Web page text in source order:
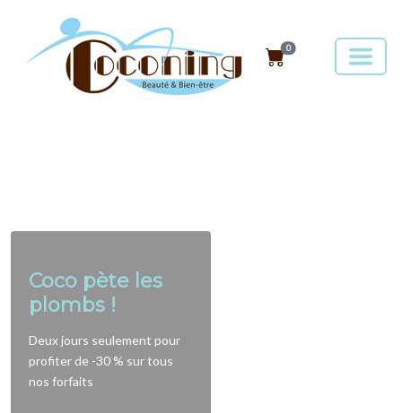
Coco pète les
plombs !
Deux jours seulement pour
profiter de -30 % sur tous
nos forfaits
0